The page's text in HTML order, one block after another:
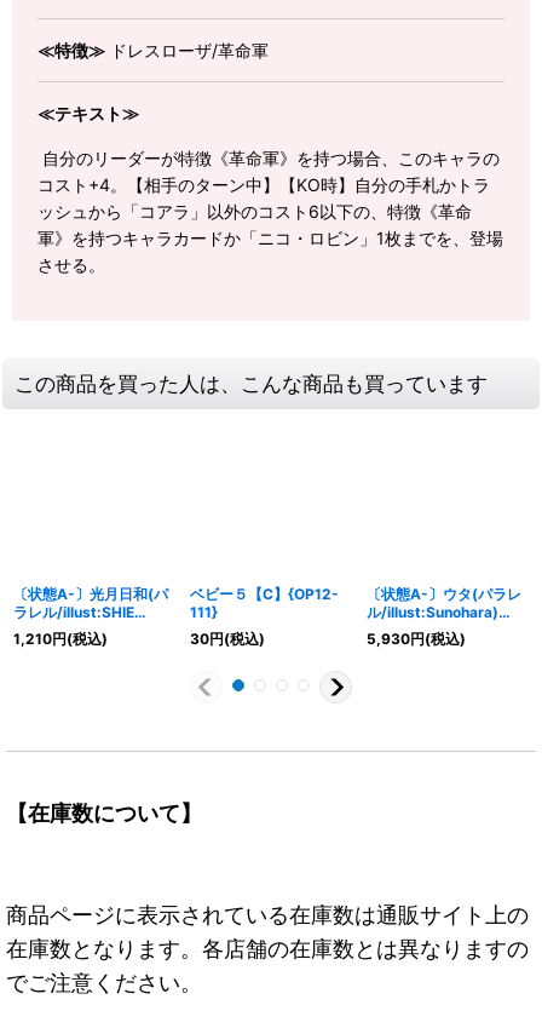
≪特徴≫ ドレスローザ/革命軍
≪テキスト≫
自分のリーダーが特徴《革命軍》を持つ場合、このキャラの
コスト+4。【相手のターン中】【KO時】自分の手札かトラ
ッシュから「コアラ」以外のコスト6以下の、特徴《革命
軍》を持つキャラカードか「ニコ・ロビン」1枚までを、登場
させる。
この商品を買った人は、こんな商品も買っています
〔状態A-〕光月日和(パ
ラレル/illust:SHIE
NANAHARA)【SR/P】
{OP06-106}
1,210円(税込)
ベビー５【C】{OP12-
111}
30円(税込)
〔状態A-〕ウタ(パラレ
ル/illust:Sunohara)
【L/P】{OP06-001}
5,930円(税込)
【在庫数について】
商品ページに表示されている在庫数は通販サイト上の
在庫数となります。各店舗の在庫数とは異なりますの
でご注意ください。